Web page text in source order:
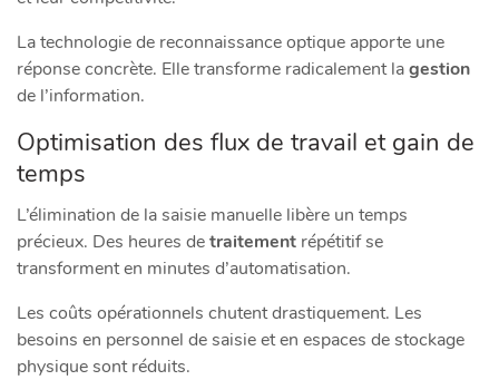
La technologie de reconnaissance optique apporte une
réponse concrète. Elle transforme radicalement lagestion
de l’information.
Optimisation des flux de travail et gain de
temps
L’élimination de la saisie manuelle libère un temps
précieux. Des heures detraitement répétitif se
transforment en minutes d’automatisation.
Les coûts opérationnels chutent drastiquement. Les
besoins en personnel de saisie et en espaces de stockage
physique sont réduits.